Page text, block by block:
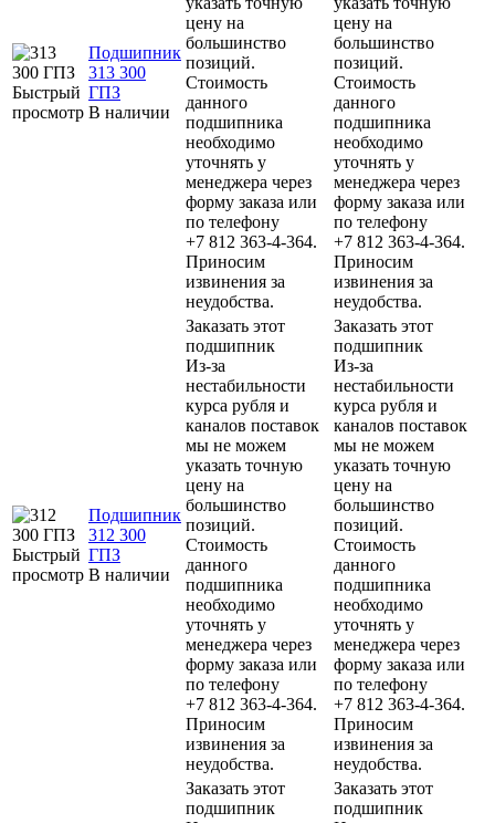
Быстрый
просмотр
Подшипник
313 300
ГПЗ
В наличии
цену на
большинство
позиций.
Стоимость
данного
подшипника
необходимо
уточнять у
менеджера через
форму заказа или
по телефону
+7 812 363-4-364.
Приносим
извинения за
неудобства.
цену на
большинство
позиций.
Стоимость
данного
подшипника
необходимо
уточнять у
менеджера через
форму заказа или
по телефону
+7 812 363-4-364.
Приносим
извинения за
неудобства.
Быстрый
просмотр
Подшипник
312 300
ГПЗ
В наличии
Заказать этот
подшипник
Из-за
нестабильности
курса рубля и
каналов поставок
мы не можем
указать точную
цену на
большинство
позиций.
Стоимость
данного
подшипника
необходимо
уточнять у
менеджера через
форму заказа или
по телефону
+7 812 363-4-364.
Приносим
извинения за
неудобства.
Заказать этот
подшипник
Из-за
нестабильности
курса рубля и
каналов поставок
мы не можем
указать точную
цену на
большинство
позиций.
Стоимость
данного
подшипника
необходимо
уточнять у
менеджера через
форму заказа или
по телефону
+7 812 363-4-364.
Приносим
извинения за
неудобства.
Заказать этот
подшипник
Заказать этот
подшипник